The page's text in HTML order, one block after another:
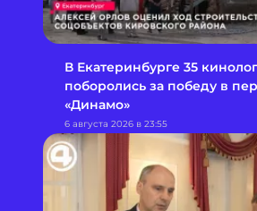
В Екатеринбурге 35
поборолись за победу в
«Динамо»
6 августа 2026 в 23:55